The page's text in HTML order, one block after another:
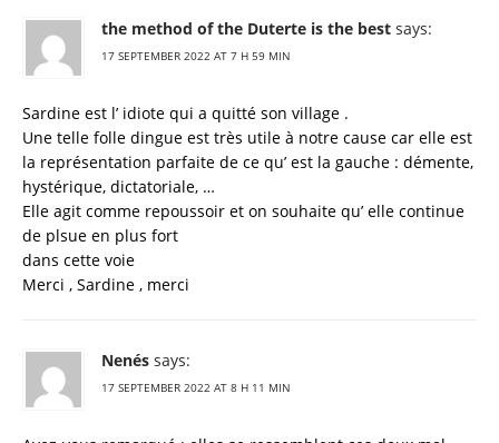
the method of the Duterte is the best says:
17 SEPTEMBER 2022 AT 7 H 59 MIN
Sardine est l’ idiote qui a quitté son village .
Une telle folle dingue est très utile à notre cause car elle est
la représentation parfaite de ce qu’ est la gauche : démente,
hystérique, dictatoriale, …
Elle agit comme repoussoir et on souhaite qu’ elle continue
de plsue en plus fort
dans cette voie
Merci , Sardine , merci
Nenés says:
17 SEPTEMBER 2022 AT 8 H 11 MIN